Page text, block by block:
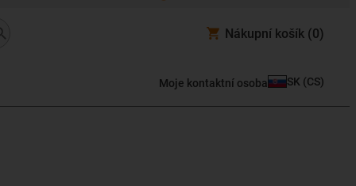
Nákupní košík (0)
Moje kontaktní osoba SK (CS)